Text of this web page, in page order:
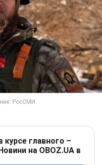
главного –
на OBOZ.UA в